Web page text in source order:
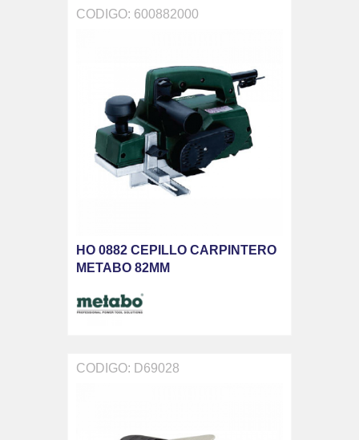
CODIGO: 600882000
HO 0882 CEPILLO CARPINTERO
METABO 82MM
CODIGO: D69028